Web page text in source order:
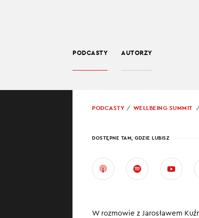
PODCASTY AUTORZY
PODCASTY WELLBEING SUMMIT
DOSTĘPNE TAM, GDZIE LUBISZ
W rozmowie z Jarosławem